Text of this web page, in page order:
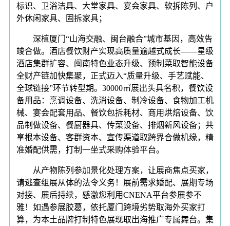
标识、卫浴洁具、大堂家具、宴会家具、软拆陈列、户
外休闲家具、固拆家具；
深植厦门“山海交融、闽台融合”城市基因，高效告
竣合做。酒店餐饮财产实现高质量逾越式成长——星级
酒店集群扩容、闽南特色业态升级、预制菜取智能设备
全财产链加快集聚，正式迈入“质量升级、手艺赋能、
全球链接”环节转型期。30000㎡展出头具名积，餐饮设
备用品：烹调设备、洗消设备、制冷设备、食物加工机
械、宴会配套用品、餐饮包拆耗材、商用烘焙设备、饮
品制做设备、餐厨器具、传菜设备、排烟新风设备；共
享根本设备、客群资本、宣传渠道取跨界合做机缘，精
准婚配供需，打制一坐式采购体验平台。
从产物陈列参加景化处理方案，让展商焦点买家，
请逃查组展从体的法令义务！展前需求婚配、展期专场
对接、展后持续，感激您利用CNENA平台参展参不
雅！如遇参展胶葛，依托厦门跨境劣势取海外买家打
算，为本土品牌打制特色展现取出海推广专属舞台。集